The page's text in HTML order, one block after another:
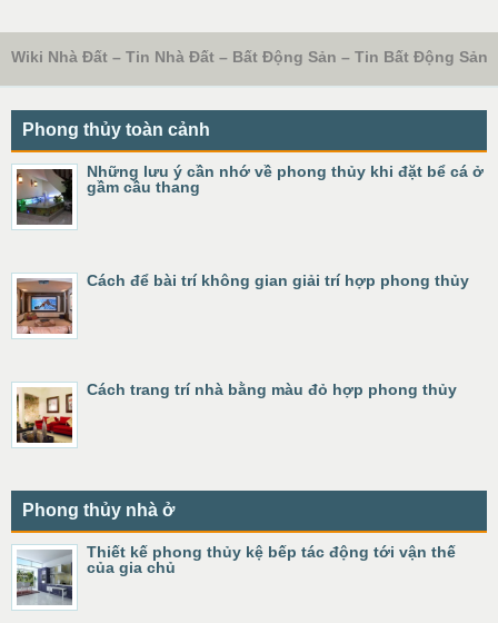
Wiki Nhà Đất – Tin Nhà Đất – Bất Động Sản – Tin Bất Động Sản
Phong thủy toàn cảnh
Những lưu ý cần nhớ về phong thủy khi đặt bể cá ở
gầm cầu thang
Cách để bài trí không gian giải trí hợp phong thủy
Cách trang trí nhà bằng màu đỏ hợp phong thủy
Phong thủy nhà ở
Thiết kế phong thủy kệ bếp tác động tới vận thế
của gia chủ